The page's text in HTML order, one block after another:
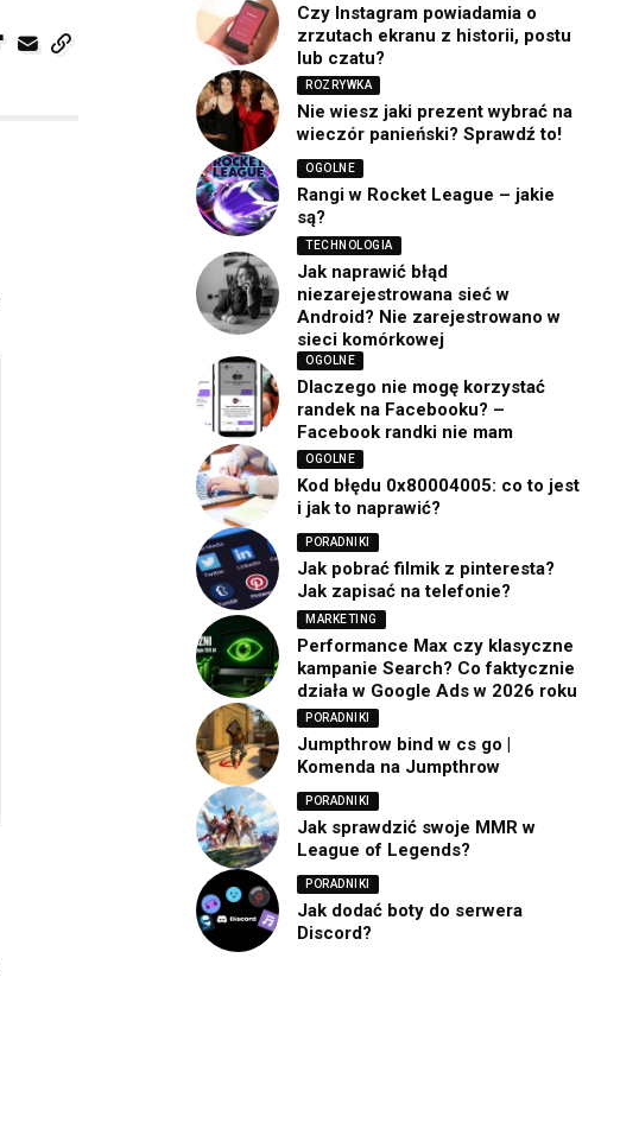
Czy Instagram powiadamia o
zrzutach ekranu z historii, postu
lub czatu?
ROZRYWKA
Nie wiesz jaki prezent wybrać na
wieczór panieński? Sprawdź to!
OGOLNE
Rangi w Rocket League – jakie
są?
TECHNOLOGIA
Jak naprawić błąd
niezarejestrowana sieć w
Android? Nie zarejestrowano w
sieci komórkowej
OGOLNE
Dlaczego nie mogę korzystać
randek na Facebooku? –
Facebook randki nie mam
OGOLNE
Kod błędu 0x80004005: co to jest
i jak to naprawić?
PORADNIKI
Jak pobrać filmik z pinteresta?
Jak zapisać na telefonie?
MARKETING
Performance Max czy klasyczne
kampanie Search? Co faktycznie
działa w Google Ads w 2026 roku
PORADNIKI
Jumpthrow bind w cs go |
Komenda na Jumpthrow
PORADNIKI
Jak sprawdzić swoje MMR w
League of Legends?
PORADNIKI
Jak dodać boty do serwera
Discord?